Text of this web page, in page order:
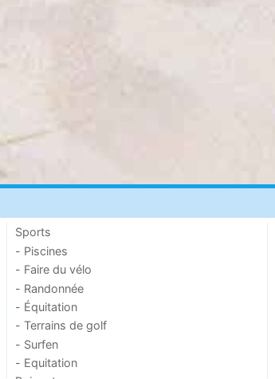
Sports
- Piscines
- Faire du vélo
- Randonnée
- Équitation
- Terrains de golf
- Surfen
- Equitation